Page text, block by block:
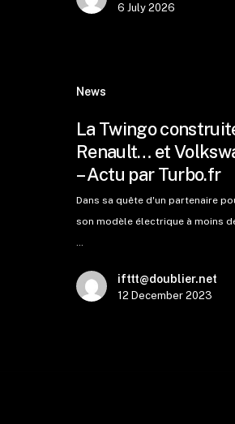
6 July 2026
News
La Twingo
Renault… et
– Actu par Turbo.fr
Dans sa quête d'un partenaire
son modèle électrique à moins
…
ifttt@doublier.net
12 December 2023